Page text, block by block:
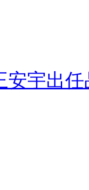
安宇出